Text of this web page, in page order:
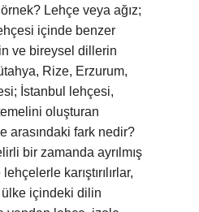
Lehçe veya ağız;
içinde benzer
ve bireysel dillerin
Rize, Erzurum,
İstanbul lehçesi,
oluşturan
arasındaki fark nedir?
bir zamanda ayrılmış
karıştırılırlar,
içindeki dilin